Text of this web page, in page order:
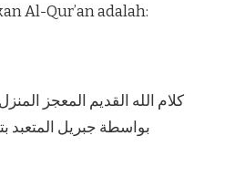
Al-Qur’an adalah:
كلام الله القديم المعجز
بواسطة جبريل المتعبد